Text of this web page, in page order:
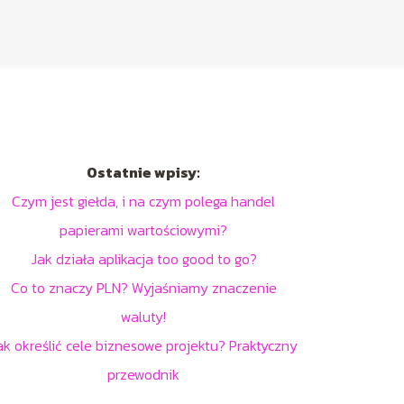
Ostatnie wpisy:
Czym jest giełda, i na czym polega handel
papierami wartościowymi?
Jak działa aplikacja too good to go?
Co to znaczy PLN? Wyjaśniamy znaczenie
waluty!
określić cele biznesowe projektu? Praktyczny
przewodnik